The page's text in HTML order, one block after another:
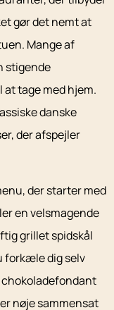
gør det nemt at
Mange af
stigende
tage med hjem.
danske
der afspejler
der starter med
en velsmagende
grillet spidskål
forkæle dig selv
nøje sammensat